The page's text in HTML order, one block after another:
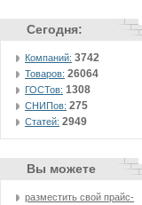
Сегодня:
Компаний: 3742
Товаров: 26064
ГОСТов: 1308
СНИПов: 275
Статей: 2949
Вы можете
разместить свой прайс-